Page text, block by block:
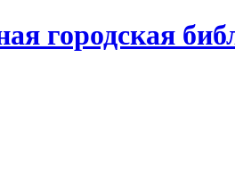
городская